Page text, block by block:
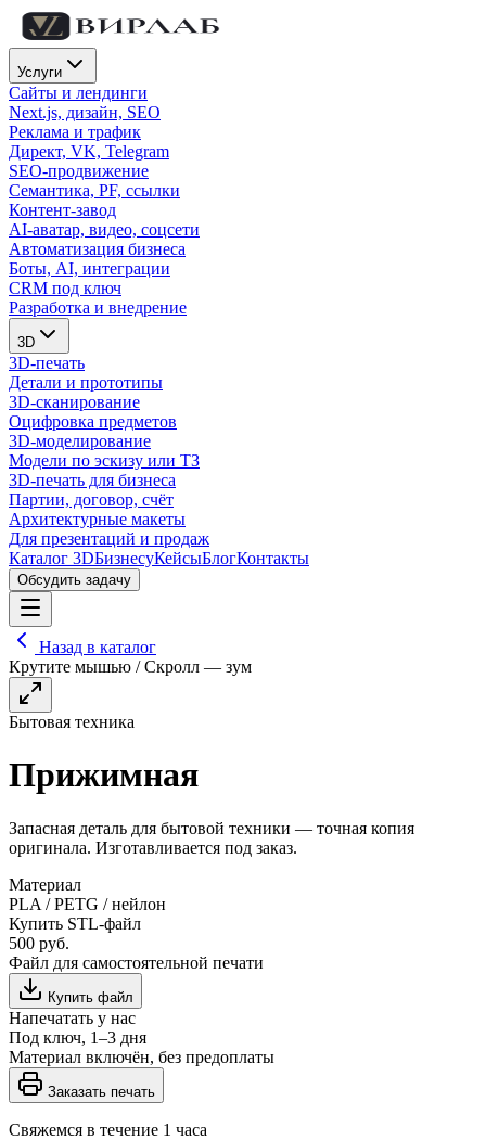
Услуги
Сайты и лендинги
Next.js, дизайн, SEO
Реклама и трафик
Директ, VK, Telegram
SEO-продвижение
Семантика, PF, ссылки
Контент-завод
AI-аватар, видео, соцсети
Автоматизация бизнеса
Боты, AI, интеграции
CRM под ключ
Разработка и внедрение
3D
3D-печать
Детали и прототипы
3D-сканирование
Оцифровка предметов
3D-моделирование
Модели по эскизу или ТЗ
3D-печать для бизнеса
Партии, договор, счёт
Архитектурные макеты
Для презентаций и продаж
Каталог 3DБизнесуКейсыБлогКонтакты
Обсудить задачу
Назад в каталог
Крутите мышью / Скролл — зум
Бытовая техника
Прижимная
Запасная деталь для бытовой техники — точная копия
оригинала. Изготавливается под заказ.
Материал
PLA / PETG / нейлон
Купить STL-файл
500 руб.
Файл для самостоятельной печати
Купить файл
Напечатать у нас
Под ключ, 1–3 дня
Материал включён, без предоплаты
Заказать печать
Свяжемся в течение 1 часа